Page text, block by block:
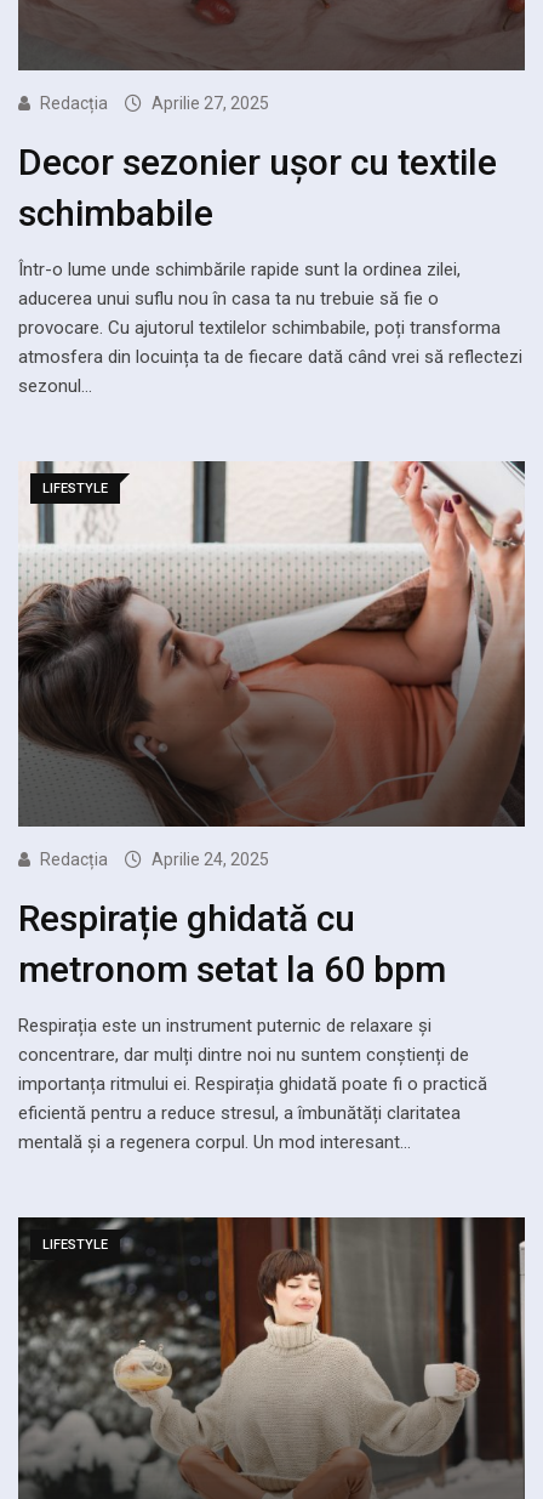
Redacția Aprilie 27, 2025
Decor sezonier ușor cu textile
schimbabile
Într-o lume unde schimbările rapide sunt la ordinea zilei,
aducerea unui suflu nou în casa ta nu trebuie să fie o
provocare. Cu ajutorul textilelor schimbabile, poți transforma
atmosfera din locuința ta de fiecare dată când vrei să reflectezi
sezonul…
LIFESTYLE
Redacția Aprilie 24, 2025
Respirație ghidată cu
metronom setat la 60 bpm
Respirația este un instrument puternic de relaxare și
concentrare, dar mulți dintre noi nu suntem conștienți de
importanța ritmului ei. Respirația ghidată poate fi o practică
eficientă pentru a reduce stresul, a îmbunătăți claritatea
mentală și a regenera corpul. Un mod interesant…
LIFESTYLE